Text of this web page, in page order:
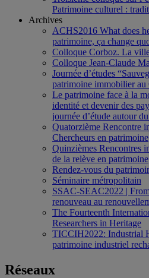
Patrimoine culturel :
Archives
ACHS2016 What does
patrimoine, ça change
Colloque Corboz. La
Colloque Jean-Claude
Journée d’études
patrimoine immobilier au
Le patrimoine face à la
identité et devenir des
journée d’étude autour
Quatorzième Rencontre
Chercheurs en patrimoine
Quinzièmes Rencontres
de la relève en patrimoine
Rendez-vous du
Séminaire métropolitain
SSAC-SEAC2022 |
renouveau au
The Fourteenth
Researchers in Heritage
TICCIH2022: Industrial
patrimoine industriel
Réseaux